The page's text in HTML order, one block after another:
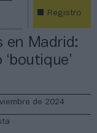
Registro
en Madrid:
de 2024